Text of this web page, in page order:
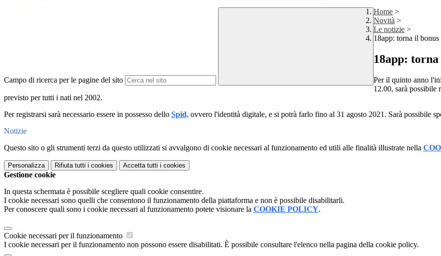
Campo di ricerca per le pagine del sito
Home >
Novità >
Le notizie >
18app: torna il
18app:
Per il quinto anno
12.00, sarà
previsto per tutti i nati nel 2002.
Per registrarsi sarà necessario essere in possesso dello Spid, ovvero l'identità digitale, e si potrà farlo fino al 31 agosto 2021. Sarà possibile
Notizie
Questo sito o gli strumenti terzi da questo utilizzati si avvalgono di cookie necessari al funzionamento ed utili alle finalità illustrate nella
Personalizza Rifiuta tutti i cookies Accetta tutti i cookies
Gestione cookie
In questa schermata è possibile scegliere quali cookie consentire.
I cookie necessari sono quelli che consentono il funzionamento della piattaforma e non è possibile disabilitarli.
Per conoscere quali sono i cookie necessari al funzionamento potete visionare la COOKIE POLICY.
Cookie necessari per il funzionamento
I cookie necessari per il funzionamento non possono essere disabilitati. È possibile consultare l'elenco nella pagina della cookie policy.